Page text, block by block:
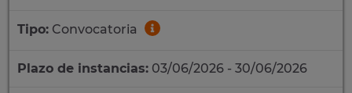
Tipo: Convocatoria
Plazo de instancias: 03/06/2026 - 30/06/2026